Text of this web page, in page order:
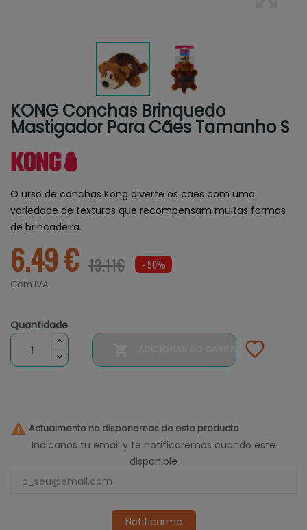
KONG Conchas Brinquedo
Mastigador Para Cães Tamanho S
O urso de conchas Kong diverte os cães com uma
variedade de texturas que recompensam muitas formas
de brincadeira.
6.49 € 13.11€ - 50%
Com IVA
Quantidade
ADICIONAR AO CARRINHO
 Actualmente no disponemos de este producto
Indicanos tu email y te notificaremos cuando este
disponible
Notificarme